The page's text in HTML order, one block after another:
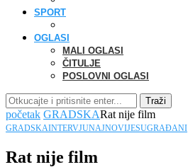
SPORT
OGLASI
MALI OGLASI
ČITULJE
POSLOVNI OGLASI
Traži
početak GRADSKARat nije film
GRADSKAINTERVJUNAJNOVIJESUGRAĐANI
Rat nije film